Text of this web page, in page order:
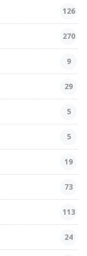
126
270
9
29
5
5
19
73
113
24